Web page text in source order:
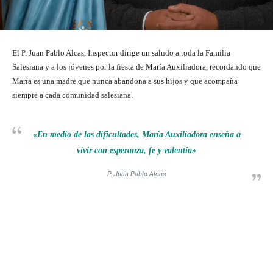
El P. Juan Pablo Alcas, Inspector dirige un saludo a toda la Familia
Salesiana y a los jóvenes por la fiesta de María Auxiliadora, recordando que
María es una madre que nunca abandona a sus hijos y que acompaña
siempre a cada comunidad salesiana.
«En medio de las dificultades, María Auxiliadora enseña a
vivir con esperanza, fe y valentía»
P. Juan Pablo Alcas